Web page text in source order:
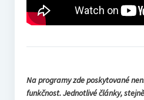
Na programy zde poskytované
funkčnost. Jednotlivé články,